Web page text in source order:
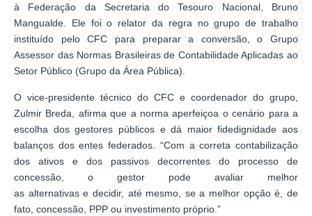
à Federação da Secretaria do Tesouro Nacional, Bruno
Mangualde. Ele foi o relator da regra no grupo de trabalho
instituído pelo CFC para preparar a conversão, o Grupo
Assessor das Normas Brasileiras de Contabilidade Aplicadas ao
Setor Público (Grupo da Área Pública).
O vice-presidente técnico do CFC e coordenador do grupo,
Zulmir Breda, afirma que a norma aperfeiçoa o cenário para a
escolha dos gestores públicos e dá maior fidedignidade aos
balanços dos entes federados. “Com a correta contabilização
dos ativos e dos passivos decorrentes do processo de
concessão, o gestor pode avaliar melhor
as alternativas e decidir, até mesmo, se a melhor opção é, de
fato, concessão, PPP ou investimento próprio.”